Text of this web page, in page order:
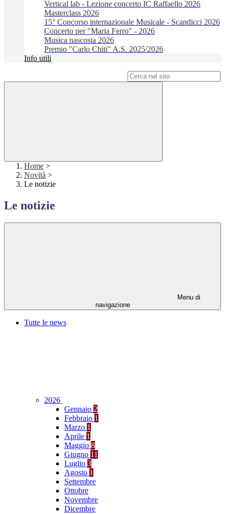
Vertical lab - Lezione concerto IC Raffaello 2026
Masterclass 2026
15° Concorso internazionale Musicale - Scandicci 2026
Concerto per "Maria Ferro" - 2026
Musica nascosta 2026
Premio "Carlo Chiti" A.S. 2025/2026
Info utili
Home >
Novità >
Le notizie
Le notizie
Menu di
navigazione
Tutte le news
2026
Gennaio 2
Febbraio 1
Marzo 1
Aprile 1
Maggio 8
Giugno 11
Luglio 3
Agosto 1
Settembre
Ottobre
Novembre
Dicembre